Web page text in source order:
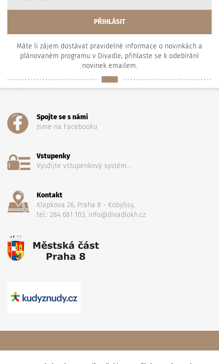
Máte li zájem dostávat pravidelné informace o novinkách a
plánovaném programu v Divadle, přihlaste se k odebírání
novinek emailem.
Spojte se s námi
Jsme na Facebooku
Vstupenky
Využijte vstupenkový systém...
Kontakt
Klapkova 26, Praha 8 - Kobylisy,
tel.: 284 681 103, info@divadlokh.cz